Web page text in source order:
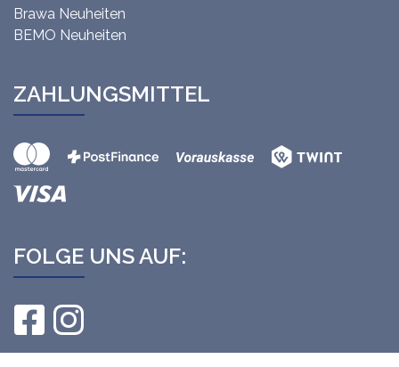
Brawa Neuheiten
BEMO Neuheiten
ZAHLUNGSMITTEL
FOLGE UNS AUF: